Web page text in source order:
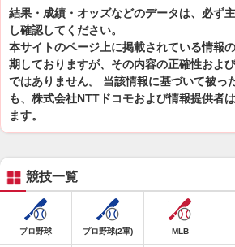
結果・成績・オッズなどのデータは、必ず
し確認してください。
本サイトのページ上に掲載されている情報
期しておりますが、その内容の正確性およ
ではありません。 当該情報に基づいて被っ
も、株式会社NTTドコモおよび情報提供者
ます。
競技一覧
プロ野球 プロ野球(2軍) MLB